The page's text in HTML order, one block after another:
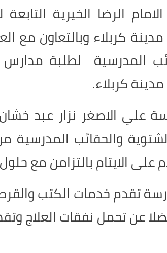
الرضا الخيرية
كربلاء وبالتعاون مع
المدرسية لطلبة
كربلاء.
علي الاصغر نزار عبد
والحقائب
على الايتام بالتزامن مع
تقدم خدمات الكتب
عن تحمل نفقات العلاج